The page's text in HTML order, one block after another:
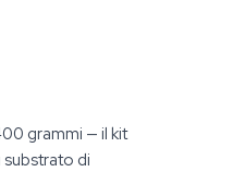
grammi — il kit
di